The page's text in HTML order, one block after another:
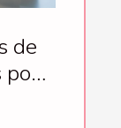
de